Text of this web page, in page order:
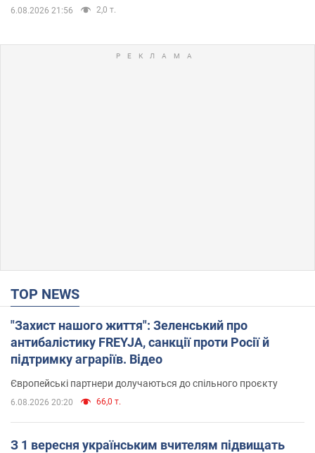
6.08.2026 21:56 2,0 т.
TOP NEWS
"Захист нашого життя": Зеленський про
антибалістику FREYJA, санкції проти Росії й
підтримку аграріїв. Відео
Європейські партнери долучаються до спільного проєкту
6.08.2026 20:20 66,0 т.
З 1 вересня українським вчителям підвищать